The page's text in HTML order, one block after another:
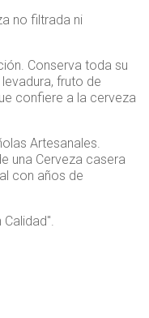
no filtrada ni
Conserva toda su
fruto de
confiere a la cerveza
Artesanales.
una Cerveza casera
con años de